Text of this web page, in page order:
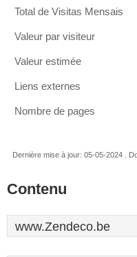
Total de Visitas Mensais
Valeur par visiteur
Valeur estimée
Liens externes
Nombre de pages
Dernière mise à jour: 05-05-2024 .
Contenu
www.Zendeco.be